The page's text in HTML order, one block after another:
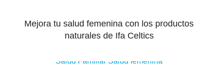
Mejora tu salud femenina con los productos
naturales de Ifa Celtics
Salud Familiar Salud femenina